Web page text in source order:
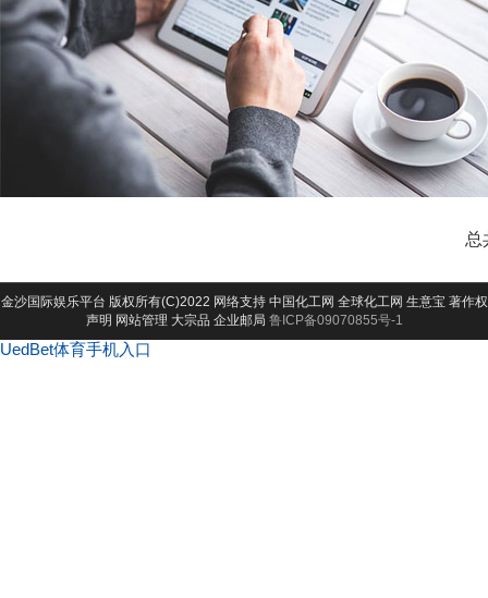
总
金沙国际娱乐平台 版权所有(C)2022 网络支持 中国化工网 全球化工网 生意宝 著作权
声明 网站管理 大宗品 企业邮局 鲁ICP备09070855号-1
UedBet体育手机入口